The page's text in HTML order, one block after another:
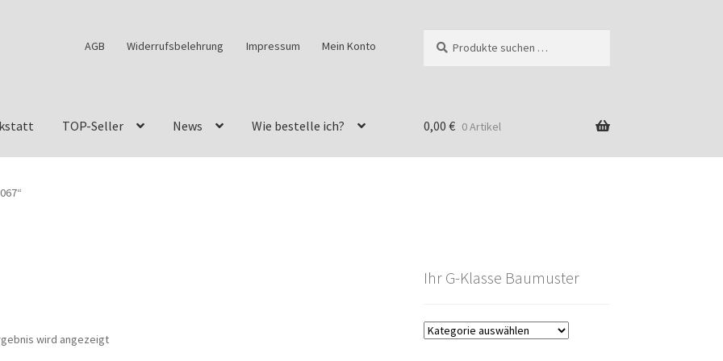
AGB Widerrufsbelehrung Impressum Mein Konto
nach:
TOP-Seller News Wie bestelle ich?
Restore – Tune – Drive
0,00 € 0 Artikel
wird angezeigt
Ihr G-Klasse Baumuster